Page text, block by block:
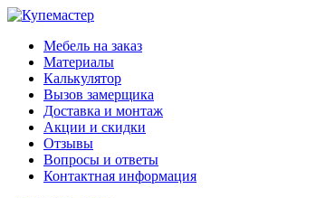
Мебель на заказ
Материалы
Калькулятор
Вызов замерщика
Доставка и монтаж
Акции и скидки
Отзывы
Вопросы и ответы
Контактная информация